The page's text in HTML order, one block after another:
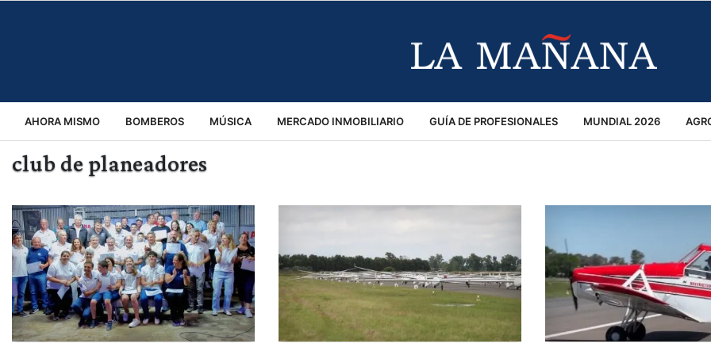
AHORA MISMO BOMBEROS MÚSICA MERCADO INMOBILIARIO GUÍA DE PROFESIONALES MUNDIAL 2026
REGIONALES EDUCACIÓN
club de planeadores